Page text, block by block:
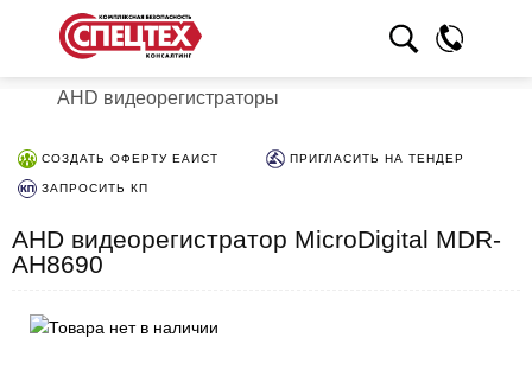
AHD видеорегистраторы
СОЗДАТЬ ОФЕРТУ ЕАИСТ ПРИГЛАСИТЬ НА ТЕНДЕР
ЗАПРОСИТЬ КП
AHD видеорегистратор MicroDigital MDR-
AH8690